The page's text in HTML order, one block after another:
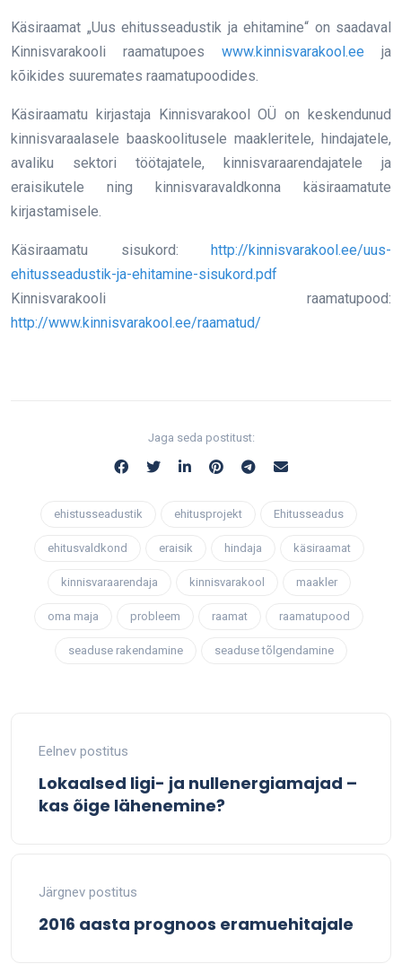
Käsiraamat „Uus ehitusseadustik ja ehitamine“ on saadaval
Kinnisvarakooli raamatupoes www.kinnisvarakool.ee ja
kõikides suuremates raamatupoodides.
Käsiraamatu kirjastaja Kinnisvarakool OÜ on keskendunud
kinnisvaraalasele baaskoolitusele maakleritele, hindajatele,
avaliku sektori töötajatele, kinnisvaraarendajatele ja
eraisikutele ning kinnisvaravaldkonna käsiraamatute
kirjastamisele.
Käsiraamatu sisukord:
http://kinnisvarakool.ee/uus-
ehitusseadustik-ja-ehitamine-sisukord.pdf
Kinnisvarakooli raamatupood:
http://www.kinnisvarakool.ee/raamatud/
Jaga seda postitust:
ehistusseadustik ehitusprojekt Ehitusseadus
ehitusvaldkond eraisik hindaja käsiraamat
kinnisvaraarendaja kinnisvarakool maakler
oma maja probleem raamat raamatupood
seaduse rakendamine seaduse tõlgendamine
Eelnev postitus
Lokaalsed ligi- ja nullenergiamajad –
kas õige lähenemine?
Järgnev postitus
2016 aasta prognoos eramuehitajale